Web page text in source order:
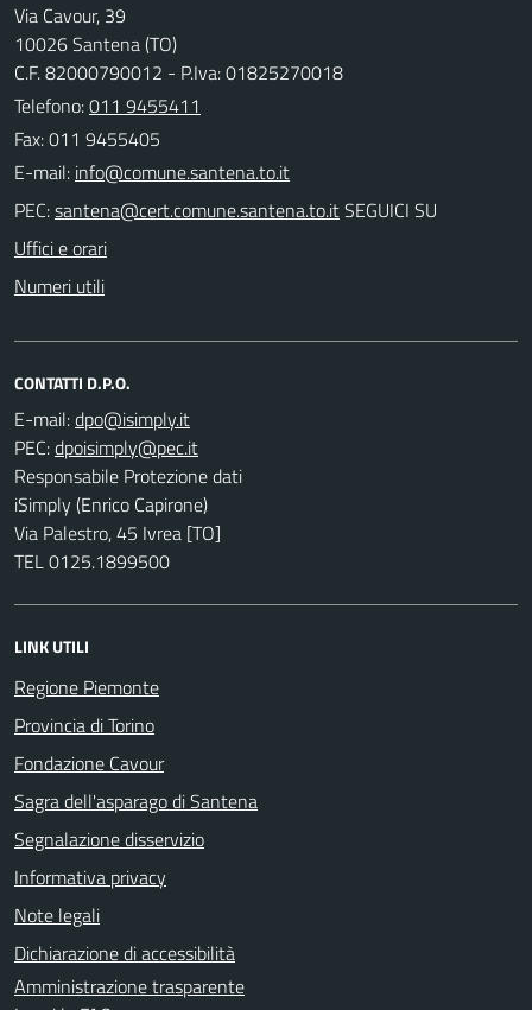
Via Cavour, 39
10026 Santena (TO)
C.F. 82000790012 - P.Iva: 01825270018
Telefono:011 9455411
Fax: 011 9455405
E-mail:
PEC:
SEGUICI SU
Uffici e orari
Numeri utili
CONTATTI D.P.O.
E-mail:
PEC:
Responsabile Protezione dati
iSimply (Enrico Capirone)
Via Palestro, 45 Ivrea [TO]
TEL 0125.1899500
LINK UTILI
Regione Piemonte
Provincia di Torino
Fondazione Cavour
Sagra dell'asparago di Santena
Segnalazione disservizio
Informativa privacy
Note legali
Dichiarazione di accessibilità
Amministrazione trasparente